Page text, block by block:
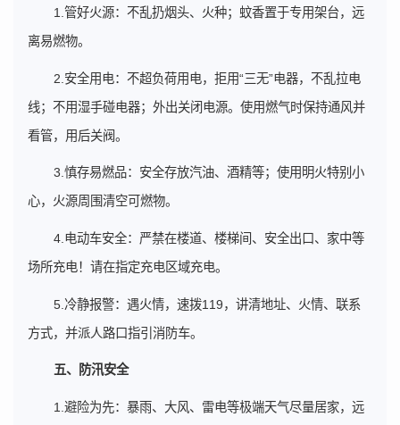
1.管好火源：不乱扔烟头、火种；蚊香置于专用架台，远
离易燃物。
2.安全用电：不超负荷用电，拒用“三无”电器，不乱拉电
线；不用湿手碰电器；外出关闭电源。使用燃气时保持通风并
看管，用后关阀。
3.慎存易燃品：安全存放汽油、酒精等；使用明火特别小
心，火源周围清空可燃物。
4.电动车安全：严禁在楼道、楼梯间、安全出口、家中等
场所充电！请在指定充电区域充电。
5.冷静报警：遇火情，速拨119，讲清地址、火情、联系
方式，并派人路口指引消防车。
五、防汛安全
1.避险为先：暴雨、大风、雷电等极端天气尽量居家，远